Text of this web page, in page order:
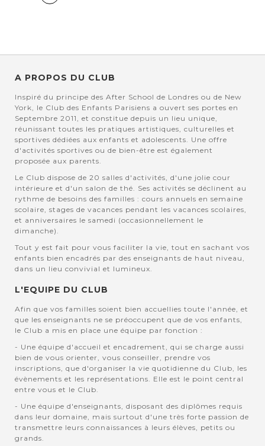
A PROPOS DU CLUB
Inspiré du principe des After School de Londres ou de New
York, le Club des Enfants Parisiens a ouvert ses portes en
Septembre 2011, et constitue depuis un lieu unique,
réunissant toutes les pratiques artistiques, culturelles et
sportives dédiées aux enfants et adolescents. Une offre
d'activités sportives ou de bien-être est également
proposée aux parents.
Le Club dispose de 20 salles d'activités, d'une jolie cour
intérieure et d'un salon de thé. Ses activités se déclinent au
rythme de besoins des familles : cours annuels en semaine
scolaire, stages de vacances pendant les vacances scolaires,
et anniversaires le samedi (occasionnellement le
dimanche).
Tout y est fait pour vous faciliter la vie, tout en sachant vos
enfants bien encadrés par des enseignants de haut niveau,
dans un lieu convivial et lumineux.
L'EQUIPE DU CLUB
Afin que vos familles soient bien accuellies toute l'année, et
que les enseignants ne se préoccupent que de vos enfants,
le Club a mis en place une équipe par fonction :
- Une équipe d'accueil et encadrement, qui se charge aussi
bien de vous orienter, vous conseiller, prendre vos
inscriptions, que d'organiser la vie quotidienne du Club, les
évènements et les représentations. Elle est le point central
entre vous et le Club.
- Une équipe d'enseignants, disposant des diplômes requis
dans leur domaine, mais surtout d'une très forte passion de
transmettre leurs connaissances à leurs élèves, petits ou
grands.